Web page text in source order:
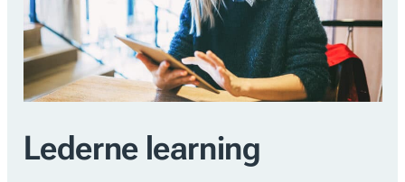
Lederne learning